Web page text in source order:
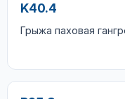
K40.4
Грыжа паховая